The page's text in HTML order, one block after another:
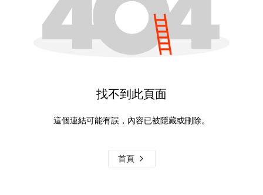
找不到此頁面
這個連結可能有誤，內容已被隱藏或刪除。
首頁